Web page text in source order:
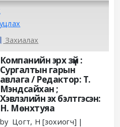
Захиалах
Компанийн эрх зүй :
Сургалтын гарын
авлага / Редактор: Т.
Мэндсайхан ;
Хэвлэлийн эх бэлтгэсэн:
Н. Мөнхтуяа
by Цогт, Н [зохиогч]